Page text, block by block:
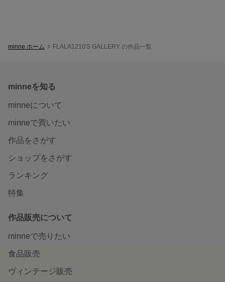
minne ホーム FLALA1210'S GALLERY の作品一覧
minneを知る
minneについて
minneで買いたい
作品をさがす
ショップをさがす
ランキング
特集
作品販売について
minneで売りたい
食品販売
ヴィンテージ販売